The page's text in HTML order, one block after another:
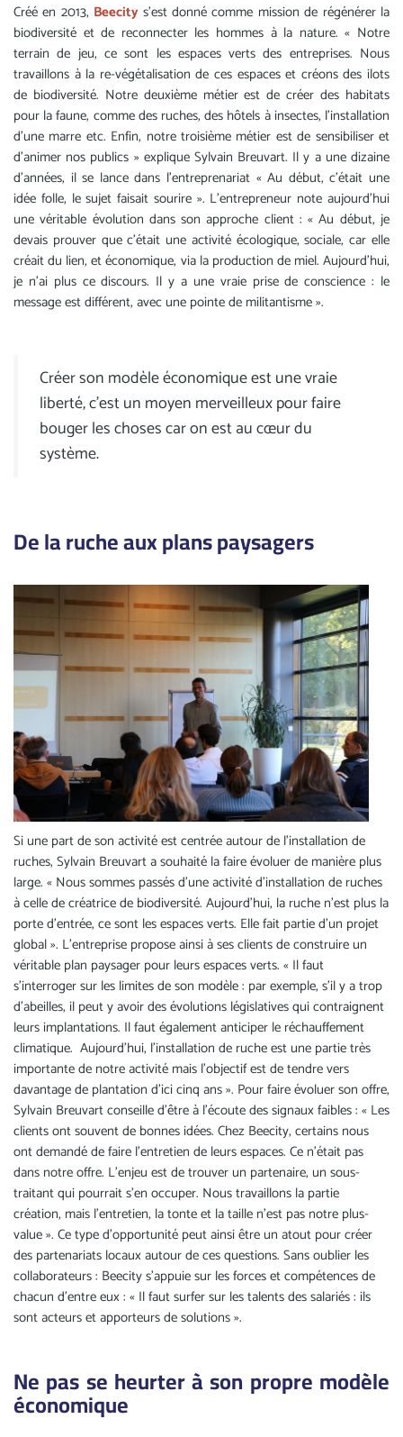
Créé en 2013, Beecity s’est donné comme mission de régénérer la
biodiversité et de reconnecter les hommes à la nature. « Notre
terrain de jeu, ce sont les espaces verts des entreprises. Nous
travaillons à la re-végétalisation de ces espaces et créons des ilots
de biodiversité. Notre deuxième métier est de créer des habitats
pour la faune, comme des ruches, des hôtels à insectes, l’installation
d’une marre etc. Enfin, notre troisième métier est de sensibiliser et
d’animer nos publics » explique Sylvain Breuvart. Il y a une dizaine
d’années, il se lance dans l’entreprenariat « Au début, c’était une
idée folle, le sujet faisait sourire ». L’entrepreneur note aujourd’hui
une véritable évolution dans son approche client : « Au début, je
devais prouver que c’était une activité écologique, sociale, car elle
créait du lien, et économique, via la production de miel. Aujourd’hui,
je n’ai plus ce discours. Il y a une vraie prise de conscience : le
message est différent, avec une pointe de militantisme ».
Créer son modèle économique est une vraie
liberté, c’est un moyen merveilleux pour faire
bouger les choses car on est au cœur du
système.
De la ruche aux plans paysagers
Si une part de son activité est centrée autour de l’installation de
ruches, Sylvain Breuvart a souhaité la faire évoluer de manière plus
large. « Nous sommes passés d’une activité d’installation de ruches
à celle de créatrice de biodiversité. Aujourd’hui, la ruche n’est plus la
porte d’entrée, ce sont les espaces verts. Elle fait partie d’un projet
global ». L’entreprise propose ainsi à ses clients de construire un
véritable plan paysager pour leurs espaces verts. « Il faut
s’interroger sur les limites de son modèle : par exemple, s’il y a trop
d’abeilles, il peut y avoir des évolutions législatives qui contraignent
leurs implantations. Il faut également anticiper le réchauffement
climatique. Aujourd’hui, l’installation de ruche est une partie très
importante de notre activité mais l’objectif est de tendre vers
davantage de plantation d’ici cinq ans ». Pour faire évoluer son offre,
Sylvain Breuvart conseille d’être à l’écoute des signaux faibles : « Les
clients ont souvent de bonnes idées. Chez Beecity, certains nous
ont demandé de faire l’entretien de leurs espaces. Ce n’était pas
dans notre offre. L’enjeu est de trouver un partenaire, un sous-
traitant qui pourrait s’en occuper. Nous travaillons la partie
création, mais l’entretien, la tonte et la taille n’est pas notre plus-
value ». Ce type d’opportunité peut ainsi être un atout pour créer
des partenariats locaux autour de ces questions. Sans oublier les
collaborateurs : Beecity s’appuie sur les forces et compétences de
chacun d’entre eux : « Il faut surfer sur les talents des salariés : ils
sont acteurs et apporteurs de solutions ».
Ne pas se heurter à son propre modèle
économique